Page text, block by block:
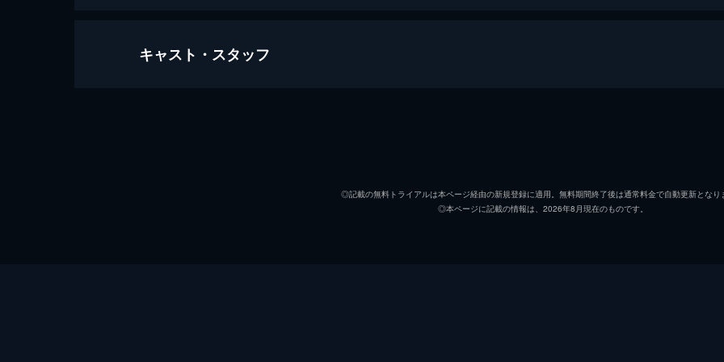
83歳のやさしいスパイ
キャスト・スタッフ
マルセラ・サンティバーニェス
◎記載の無料トライアルは本ページ経由の新規登録に適用。無料期間終了後は通常料金で自動更新となり
◎本ページに記載の情報は、2026年8月現在のものです。